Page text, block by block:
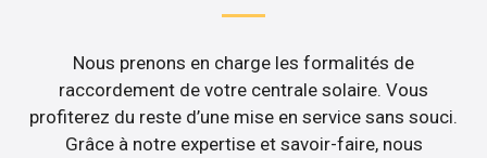
Nous prenons en charge les formalités de
raccordement de votre centrale solaire. Vous
profiterez du reste d’une mise en service sans souci.
Grâce à notre expertise et savoir-faire, nous